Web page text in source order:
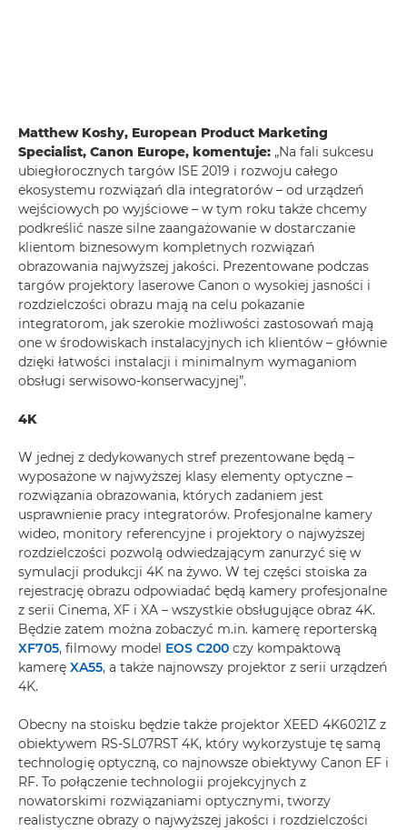
Matthew Koshy, European Product Marketing
Specialist, Canon Europe, komentuje: „Na fali sukcesu
ubiegłorocznych targów ISE 2019 i rozwoju całego
ekosystemu rozwiązań dla integratorów – od urządzeń
wejściowych po wyjściowe – w tym roku także chcemy
podkreślić nasze silne zaangażowanie w dostarczanie
klientom biznesowym kompletnych rozwiązań
obrazowania najwyższej jakości. Prezentowane podczas
targów projektory laserowe Canon o wysokiej jasności i
rozdzielczości obrazu mają na celu pokazanie
integratorom, jak szerokie możliwości zastosowań mają
one w środowiskach instalacyjnych ich klientów – głównie
dzięki łatwości instalacji i minimalnym wymaganiom
obsługi serwisowo-konserwacyjnej”.
4K
W jednej z dedykowanych stref prezentowane będą –
wyposażone w najwyższej klasy elementy optyczne –
rozwiązania obrazowania, których zadaniem jest
usprawnienie pracy integratorów. Profesjonalne kamery
wideo, monitory referencyjne i projektory o najwyższej
rozdzielczości pozwolą odwiedzającym zanurzyć się w
symulacji produkcji 4K na żywo. W tej części stoiska za
rejestrację obrazu odpowiadać będą kamery profesjonalne
z serii Cinema, XF i XA – wszystkie obsługujące obraz 4K.
Będzie zatem można zobaczyć m.in. kamerę reporterską
XF705, filmowy model EOS C200 czy kompaktową
kamerę XA55, a także najnowszy projektor z serii urządzeń
4K.
Obecny na stoisku będzie także projektor XEED 4K6021Z z
obiektywem RS-SL07RST 4K, który wykorzystuje tę samą
technologię optyczną, co najnowsze obiektywy Canon EF i
RF. To połączenie technologii projekcyjnych z
nowatorskimi rozwiązaniami optycznymi, tworzy
realistyczne obrazy o najwyższej jakości i rozdzielczości